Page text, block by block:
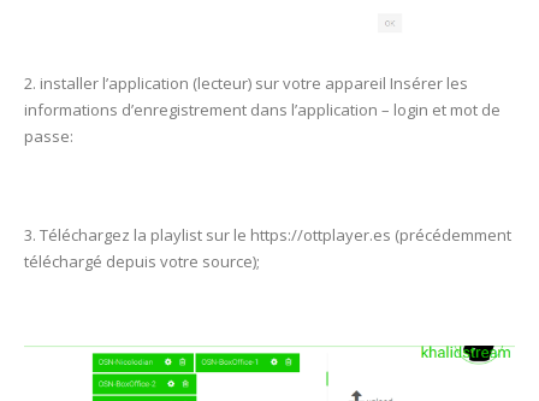
2. installer l’application (lecteur) sur votre appareil Insérer les
informations d’enregistrement dans l’application – login et mot de
passe:
3. Téléchargez la playlist sur le https://ottplayer.es (précédemment
téléchargé depuis votre source);